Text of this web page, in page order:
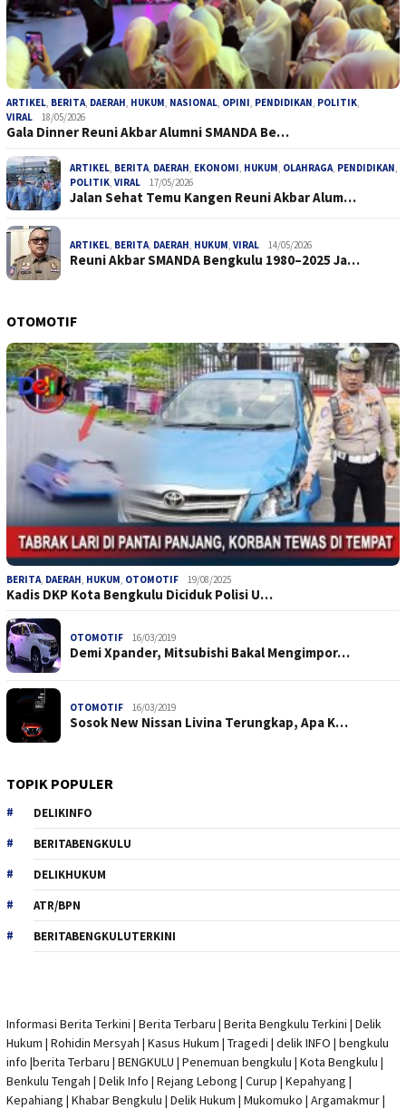
ARTIKEL, BERITA, DAERAH, HUKUM, NASIONAL, OPINI, PENDIDIKAN, POLITIK,
VIRAL
18/05/2026
Gala Dinner Reuni Akbar Alumni SMANDA Be…
ARTIKEL, BERITA, DAERAH, EKONOMI, HUKUM, OLAHRAGA, PENDIDIKAN,
POLITIK, VIRAL 17/05/2026
Jalan Sehat Temu Kangen Reuni Akbar Alum…
ARTIKEL, BERITA, DAERAH, HUKUM, VIRAL 14/05/2026
Reuni Akbar SMANDA Bengkulu 1980–2025 Ja…
OTOMOTIF
BERITA DAERAH HUKUM OTOMOTIF 19/08/2025
Kadis DKP Kota Bengkulu Diciduk Polisi U…
OTOMOTIF 16/03/2019
Demi Xpander, Mitsubishi Bakal Mengimpor…
OTOMOTIF 16/03/2019
Sosok New Nissan Livina Terungkap, Apa K…
TOPIK POPULER
DELIKINFO
BERITABENGKULU
DELIKHUKUM
ATR/BPN
BERITABENGKULUTERKINI
Informasi Berita Terkini | Berita Terbaru | Berita Bengkulu Terkini | Delik
Hukum | Rohidin Mersyah | Kasus Hukum | Tragedi | delik INFO | bengkulu
info |berita Terbaru | BENGKULU | Penemuan bengkulu | Kota Bengkulu |
Benkulu Tengah | Delik Info | Rejang Lebong | Curup | Kepahyang |
Kepahiang | Khabar Bengkulu | Delik Hukum | Mukomuko | Argamakmur |